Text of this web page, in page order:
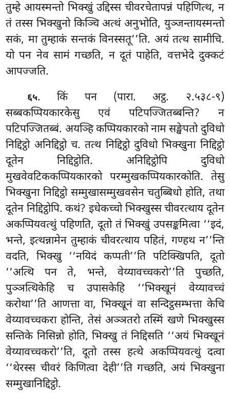
तुम्हे आयस्मन्तो भिक्खुं उद्दिस्स चीवरचेतापन्नं पहिणित्थ, न
तं तस्स भिक्खुनो किञ्चि अत्थं अनुभोति, युञ्जन्तायस्मन्तो
सकं, मा तुम्हाकं सन्तकं विनस्सतू’’ति. अयं तत्थ सामीचि.
यो पन नेव सामं गच्छति, न दूतं पाहेति, वत्तभेदे दुक्कटं
आपज्जति.
६५. किं पन (पारा. अट्ठ. २.५३८-९)
सब्बकप्पियकारकेसु एवं पटिपज्जितब्बन्ति? न
पटिपज्जितब्बं. अयञ्हि कप्पियकारको नाम सङ्खेपतो दुविधो
निद्दिट्ठो अनिद्दिट्ठो च. तत्थ निद्दिट्ठो दुविधो भिक्खुना निद्दिट्ठो
दूतेन निद्दिट्ठोति. अनिद्दिट्ठोपि दुविधो
मुखवेवटिककप्पियकारको परम्मुखकप्पियकारकोति. तेसु
भिक्खुना निद्दिट्ठो सम्मुखासम्मुखवसेन चतुब्बिधो होति, तथा
दूतेन निद्दिट्ठोपि. कथं? इधेकच्चो भिक्खुस्स चीवरत्थाय दूतेन
अकप्पियवत्थुं पहिणति, दूतो तं भिक्खुं उपसङ्कमित्वा ‘‘इदं,
भन्ते, इत्थन्नामेन तुम्हाकं चीवरत्थाय पहितं, गण्हथ न’’न्ति
वदति, भिक्खु ‘‘नयिदं कप्पती’’ति पटिक्खिपति, दूतो
‘‘अत्थि पन ते, भन्ते, वेय्यावच्चकरो’’ति पुच्छति,
पुञ्ञत्थिकेहि च उपासकेहि ‘‘भिक्खूनं वेय्यावच्चं
करोथा’’ति आणत्ता वा, भिक्खूनं वा सन्दिट्ठसम्भत्ता केचि
वेय्यावच्चकरा होन्ति, तेसं अञ्ञतरो तस्मिं खणे भिक्खुस्स
सन्तिके निसिन्नो होति, भिक्खु तं निद्दिसति ‘‘अयं भिक्खूनं
वेय्यावच्चकरो’’ति, दूतो तस्स हत्थे अकप्पियवत्थुं दत्वा
‘‘थेरस्स चीवरं किणित्वा देही’’ति गच्छति, अयं भिक्खुना
सम्मुखानिद्दिट्ठो.